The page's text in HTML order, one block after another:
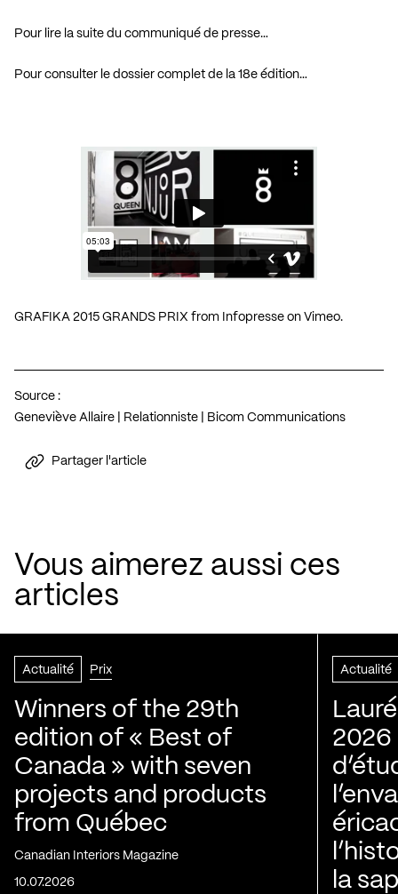
Pour lire la suite du communiqué de presse…
Pour consulter le dossier complet de la 18e édition…
GRAFIKA 2015 GRANDS PRIX from Infopresse on Vimeo.
Source :
Geneviève Allaire | Relationniste | Bicom Communications
Partager l'article
Vous aimerez aussi ces
articles
Actualité Prix
Winners of the 29th
edition of « Best of
Canada » with seven
projects and products
from Québec
Canadian Interiors Magazine
10.07.2026
Actualité
2026
la